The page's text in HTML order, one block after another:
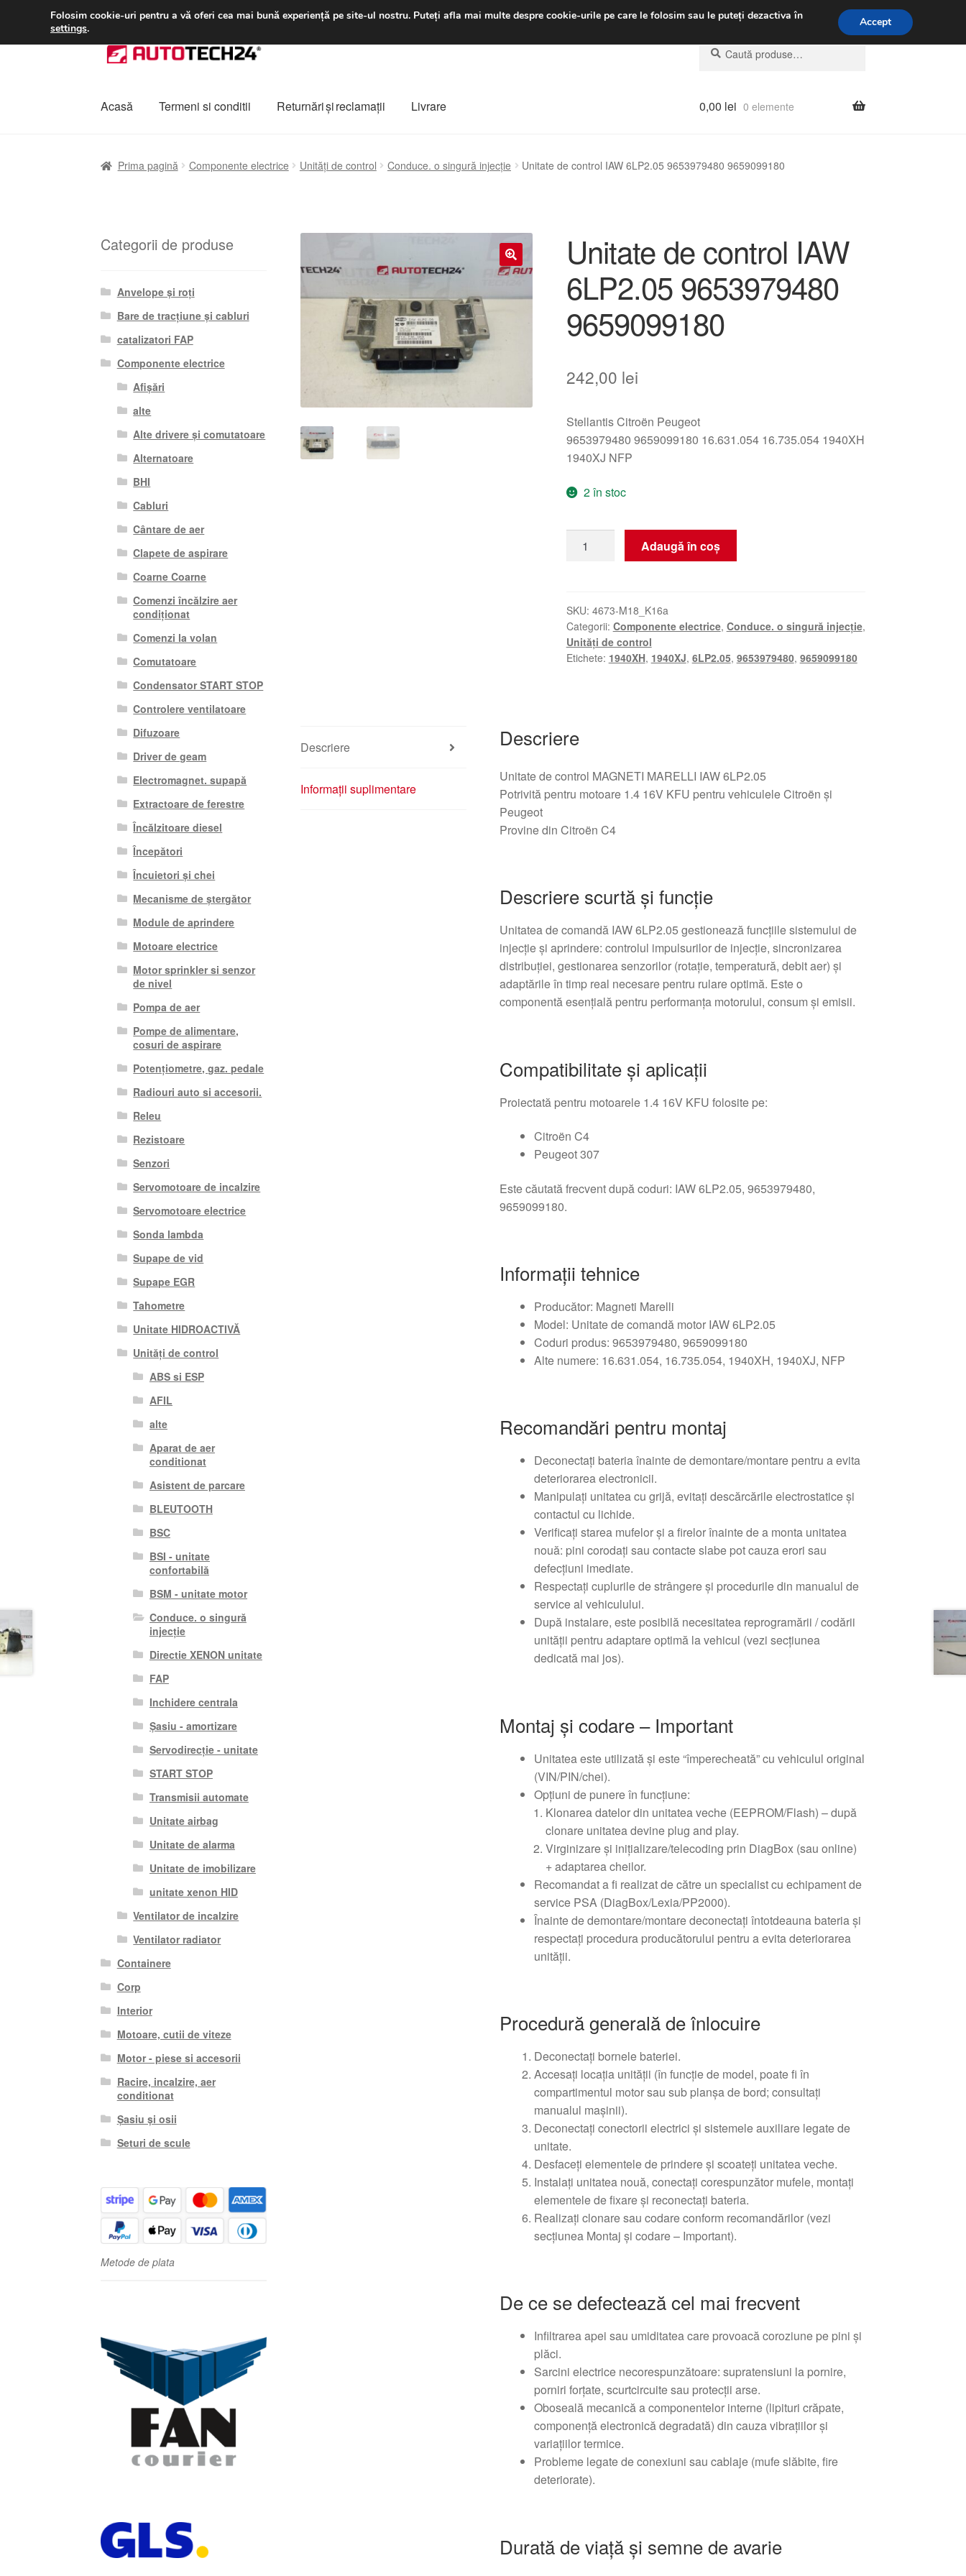
LIVRARE de la 33 lei luni-vineri 9 a.m. - 4 p.m.031 229 6816
Sari
la
Sari
la
Caută
după:
Caută
Acasă Termeni si conditii Returnări şi reclamații Livrare 0,00 lei 0 elemente
Prima pagină Componente electrice Unități de control Conduce. o singură injecție Unitate de control IAW 6LP2.05 9653979480 9659099180
🔍
Unitate de control IAW
6LP2.05 9653979480
9659099180
242,00 lei
Stellantis Citroën Peugeot
9653979480 9659099180 16.631.054 16.735.054 1940XH
1940XJ NFP
2 în stoc
Unitate
IAW
6LP2.05
9653979480
9659099180
Adaugă în coș
SKU: 4673-M18_K16a
Categorii: Componente electrice, Conduce. o singură injecție,
Unități de control
Etichete: 1940XH, 1940XJ, 6LP2.05, 9653979480, 9659099180
Descriere
Informații suplimentare
Descriere
Unitate de control MAGNETI MARELLI IAW 6LP2.05
Potrivită pentru motoare 1.4 16V KFU pentru vehiculele Citroën și
Peugeot
Provine din Citroën C4
Descriere scurtă și funcție
Unitatea de comandă IAW 6LP2.05 gestionează funcțiile sistemului de
injecție și aprindere: controlul impulsurilor de injecție, sincronizarea
distribuției, gestionarea senzorilor (rotație, temperatură, debit aer) și
adaptările în timp real necesare pentru rulare optimă. Este o
componentă esențială pentru performanța motorului, consum și emisii.
Compatibilitate și aplicații
Proiectată pentru motoarele 1.4 16V KFU folosite pe:
Citroën C4
Peugeot 307
Este căutată frecvent după coduri: IAW 6LP2.05, 9653979480,
9659099180.
Informații tehnice
Producător: Magneti Marelli
Model: Unitate de comandă motor IAW 6LP2.05
Coduri produs: 9653979480, 9659099180
Alte numere: 16.631.054, 16.735.054, 1940XH, 1940XJ, NFP
Recomandări pentru montaj
Deconectați bateria înainte de demontare/montare pentru a evita
deteriorarea electronicii.
Manipulați unitatea cu grijă, evitați descărcările electrostatice și
contactul cu lichide.
Verificați starea mufelor și a firelor înainte de a monta unitatea
nouă: pini corodați sau contacte slabe pot cauza erori sau
defecțiuni imediate.
Respectați cuplurile de strângere și procedurile din manualul de
service al vehiculului.
După instalare, este posibilă necesitatea reprogramării / codării
unității pentru adaptare optimă la vehicul (vezi secțiunea
dedicată mai jos).
Montaj și codare – Important
Unitatea este utilizată și este “împerecheată” cu vehiculul original
(VIN/PIN/chei).
Opțiuni de punere în funcțiune:
Klonarea datelor din unitatea veche (EEPROM/Flash) – după
clonare unitatea devine plug and play.
Virginizare și inițializare/telecoding prin DiagBox (sau online)
+ adaptarea cheilor.
Recomandat a fi realizat de către un specialist cu echipament de
service PSA (DiagBox/Lexia/PP2000).
Înainte de demontare/montare deconectați întotdeauna bateria și
respectați procedura producătorului pentru a evita deteriorarea
unității.
Procedură generală de înlocuire
Deconectați bornele bateriei.
Accesați locația unității (în funcție de model, poate fi în
compartimentul motor sau sub planșa de bord; consultați
manualul mașinii).
Deconectați conectorii electrici și sistemele auxiliare legate de
unitate.
Desfaceți elementele de prindere și scoateți unitatea veche.
Instalați unitatea nouă, conectați corespunzător mufele, montați
elementele de fixare și reconectați bateria.
Realizați clonare sau codare conform recomandărilor (vezi
secțiunea Montaj și codare – Important).
De ce se defectează cel mai frecvent
Infiltrarea apei sau umiditatea care provoacă coroziune pe pini și
plăci.
Sarcini electrice necorespunzătoare: supratensiuni la pornire,
porniri forțate, scurtcircuite sau protecții arse.
Oboseală mecanică a componentelor interne (lipituri crăpate,
componență electronică degradată) din cauza vibrațiilor și
variațiilor termice.
Probleme legate de conexiuni sau cablaje (mufe slăbite, fire
deteriorate).
Durată de viață și semne de avarie
Categorii de produse
Anvelope și roți
Bare de tracțiune și cabluri
catalizatori FAP
Componente electrice
Afișări
alte
Alte drivere și comutatoare
Alternatoare
BHI
Cabluri
Cântare de aer
Clapete de aspirare
Coarne Coarne
Comenzi încălzire aer
condiționat
Comenzi la volan
Comutatoare
Condensator START STOP
Controlere ventilatoare
Difuzoare
Driver de geam
Electromagnet. supapă
Extractoare de ferestre
Încălzitoare diesel
Începători
Încuietori și chei
Mecanisme de ștergător
Module de aprindere
Motoare electrice
Motor sprinkler si senzor
de nivel
Pompa de aer
Pompe de alimentare,
cosuri de aspirare
Potențiometre, gaz. pedale
Radiouri auto si accesorii.
Releu
Rezistoare
Senzori
Servomotoare de incalzire
Servomotoare electrice
Sonda lambda
Supape de vid
Supape EGR
Tahometre
Unitate HIDROACTIVĂ
Unități de control
ABS si ESP
AFIL
alte
Aparat de aer
conditionat
Asistent de parcare
BLEUTOOTH
BSC
BSI - unitate
confortabilă
BSM - unitate motor
Conduce. o singură
injecție
Directie XENON unitate
FAP
Inchidere centrala
Șasiu - amortizare
Servodirecție - unitate
START STOP
Transmisii automate
Unitate airbag
Unitate de alarma
Unitate de imobilizare
unitate xenon HID
Ventilator de incalzire
Ventilator radiator
Containere
Corp
Interior
Motoare, cutii de viteze
Motor - piese si accesorii
Racire, incalzire, aer
conditionat
Șasiu și osii
Seturi de scule
Metode de plata
Folosim cookie-uri pentru a vă oferi cea mai bună experiență pe site-ul nostru. Puteți afla mai multe despre cookie-urile pe care le folosim sau le puteți dezactiva în
settings. Accept